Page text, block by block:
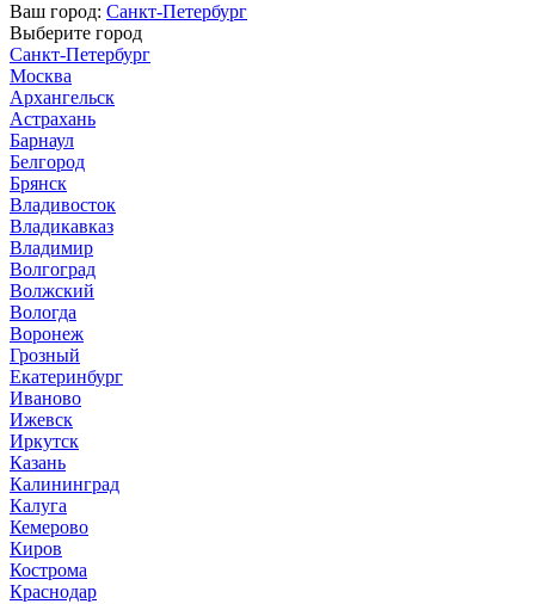
Ваш город: Санкт-Петербург
Выберите город
Санкт-Петербург
Москва
Архангельск
Астрахань
Барнаул
Белгород
Брянск
Владивосток
Владикавказ
Владимир
Волгоград
Волжский
Вологда
Воронеж
Грозный
Екатеринбург
Иваново
Ижевск
Иркутск
Казань
Калининград
Калуга
Кемерово
Киров
Кострома
Краснодар